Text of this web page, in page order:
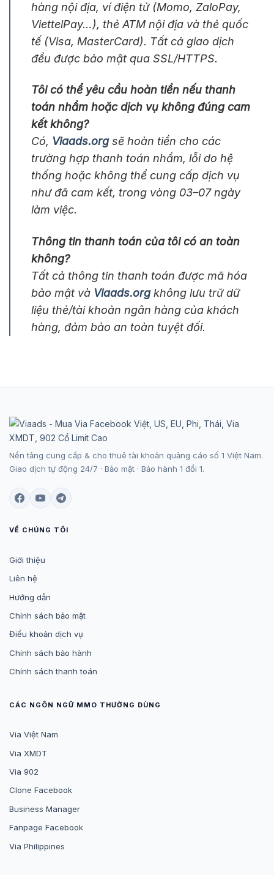
hàng nội địa, ví điện tử (Momo, ZaloPay,
ViettelPay…), thẻ ATM nội địa và thẻ quốc
tế (Visa, MasterCard). Tất cả giao dịch
đều được bảo mật qua SSL/HTTPS.
Tôi có thể yêu cầu hoàn tiền nếu thanh
toán nhầm hoặc dịch vụ không đúng cam
kết không?
Có, Viaads.orgsẽ hoàn tiền cho các
trường hợp thanh toán nhầm, lỗi do hệ
thống hoặc không thể cung cấp dịch vụ
như đã cam kết, trong vòng 03–07 ngày
làm việc.
Thông tin thanh toán của tôi có an toàn
không?
Tất cả thông tin thanh toán được mã hóa
bảo mật và Viaads.orgkhông lưu trữ dữ
liệu thẻ/tài khoản ngân hàng của khách
hàng, đảm bảo an toàn tuyệt đối.
Nền tảng cung cấp & cho thuê tài khoản quảng cáo số 1 Việt Nam.
Giao dịch tự động 24/7 · Bảo mật · Bảo hành 1 đổi 1.
VỀ CHÚNG TÔI
Giới thiệu
Liên hệ
Hướng dẫn
Chính sách bảo mật
Điều khoản dịch vụ
Chính sách bảo hành
Chính sách thanh toán
CÁC NGÔN NGỮ MMO THƯỜNG DÙNG
Via Việt Nam
Via XMDT
Via 902
Clone Facebook
Business Manager
Fanpage Facebook
Via Philippines